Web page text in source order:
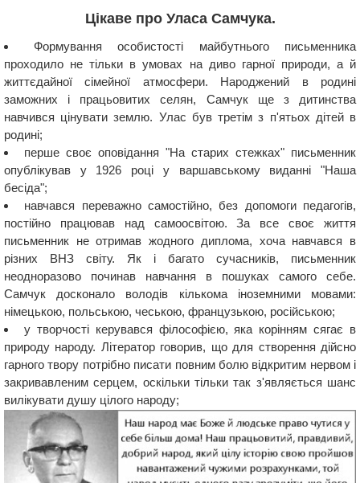
Цікаве про Уласа Самчука.
Формування особистості майбутнього письменника
проходило не тільки в умовах на диво гарної природи, а й
життєдайної сімейної атмосфери. Народжений в родині
заможних і працьовитих селян, Самчук ще з дитинства
навчився цінувати землю. Улас був третім з п'ятьох дітей в
родині;
перше своє оповідання "На старих стежках" письменник
опублікував у 1926 році у варшавському виданні "Наша
бесіда";
навчався переважно самостійно, без допомоги педагогів,
постійно працював над самоосвітою. За все своє життя
письменник не отримав жодного диплома, хоча навчався в
різних ВНЗ світу. Як і багато сучасників, письменник
неодноразово починав навчання в пошуках самого себе.
Самчук досконало володів кількома іноземними мовами:
німецькою, польською, чеською, французькою, російською;
у творчості керувався філософією, яка корінням сягає в
природу народу. Літератор говорив, що для створення дійсно
гарного твору потрібно писати повним болю відкритим нервом і
закривавленим серцем, оскільки тільки так з'являється шанс
вилікувати душу цілого народу;